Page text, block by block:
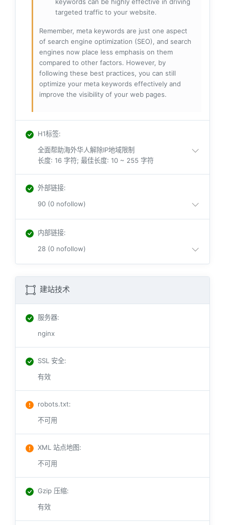
targeted traffic to your website.
Remember, meta keywords are just one aspect
of search engine optimization (SEO), and search
engines now place less emphasis on them
compared to other factors. However, by
following these best practices, you can still
optimize your meta keywords effectively and
improve the visibility of your web pages.
H1标签:
全面帮助海外华人解除IP地域限制
长度: 16 字符; 最佳长度: 10 ~ 255 字符
外部链接:
90 (0 nofollow)
内部链接:
28 (0 nofollow)
建站技术
服务器:
nginx
SSL 安全:
有效
robots.txt:
不可用
XML 站点地图:
不可用
Gzip 压缩:
有效